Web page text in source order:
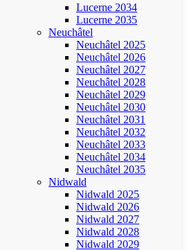
Lucerne 2034
Lucerne 2035
Neuchâtel
Neuchâtel 2025
Neuchâtel 2026
Neuchâtel 2027
Neuchâtel 2028
Neuchâtel 2029
Neuchâtel 2030
Neuchâtel 2031
Neuchâtel 2032
Neuchâtel 2033
Neuchâtel 2034
Neuchâtel 2035
Nidwald
Nidwald 2025
Nidwald 2026
Nidwald 2027
Nidwald 2028
Nidwald 2029